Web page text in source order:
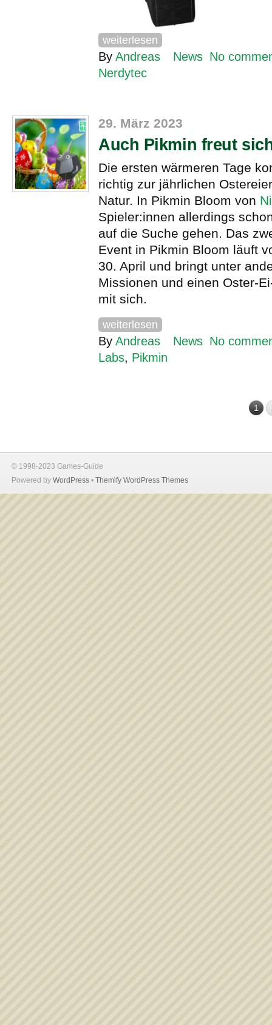
weiterlesen
By Andreas News No
Nerdytec
29. März 2023
Auch Pikmin freut
Die ersten wärmeren Tage
richtig zur jährlichen
Natur. In Pikmin Bloom von
Spieler:innen allerdings
auf die Suche gehen. Das
Event in Pikmin Bloom läuft
30. April und bringt unter
Missionen und einen Oster-
mit sich.
weiterlesen
By Andreas News No
Labs, Pikmin
1
© 1998-2023 Games-Guide
Powered by WordPress • Themify WordPress Themes